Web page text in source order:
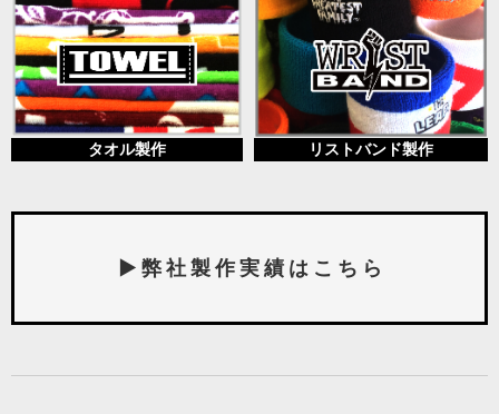
タオル製作 リストバンド製作
▶ 弊 社 製 作 実 績 は こ ち ら